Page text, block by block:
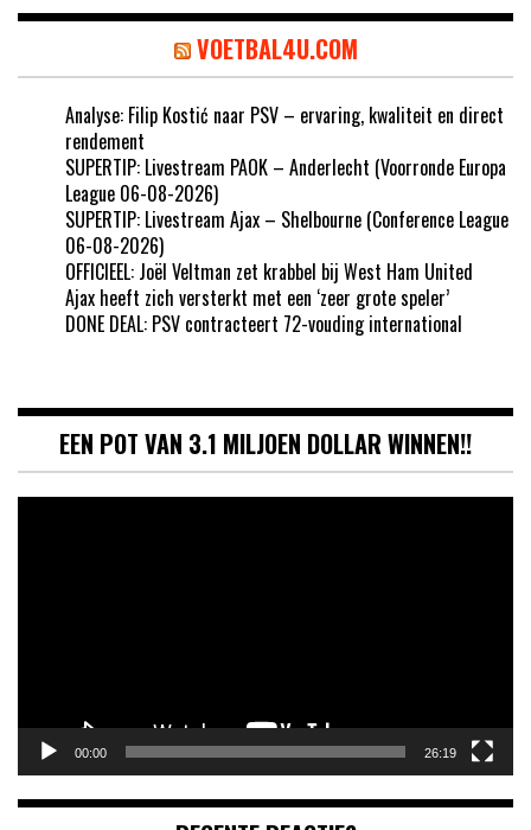
VOETBAL4U.COM
Analyse: Filip Kostić naar PSV – ervaring, kwaliteit en direct
rendement
SUPERTIP: Livestream PAOK – Anderlecht (Voorronde Europa
League 06-08-2026)
SUPERTIP: Livestream Ajax – Shelbourne (Conference League
06-08-2026)
OFFICIEEL: Joël Veltman zet krabbel bij West Ham United
Ajax heeft zich versterkt met een ‘zeer grote speler’
DONE DEAL: PSV contracteert 72-vouding international
EEN POT VAN 3.1 MILJOEN DOLLAR WINNEN!!
00:00 26:19